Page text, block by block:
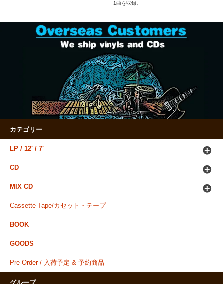
1曲を収録。
カテゴリー
LP / 12' / 7'
CD
MIX CD
Cassette Tape/カセット・テープ
BOOK
GOODS
Pre-Order / 入荷予定 & 予約商品